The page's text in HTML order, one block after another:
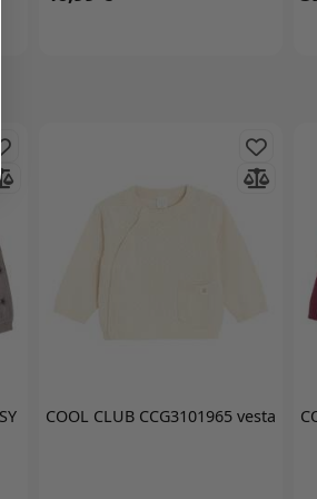
COOL CLUBCCG3101965 vesta